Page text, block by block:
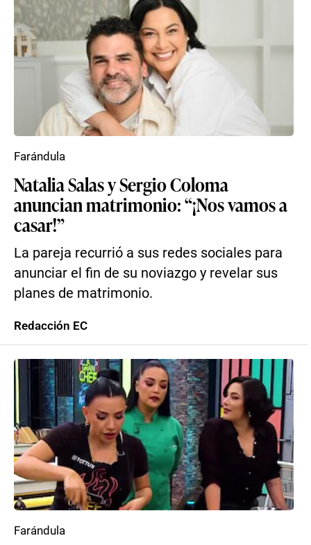
Natalia Salas y Sergio Coloma
anuncian matrimonio: “¡Nos vamos a
casar!”
La pareja recurrió a sus redes sociales para
anunciar el fin de su noviazgo y revelar sus
planes de matrimonio.
Farándula
Redacción EC
Farándula